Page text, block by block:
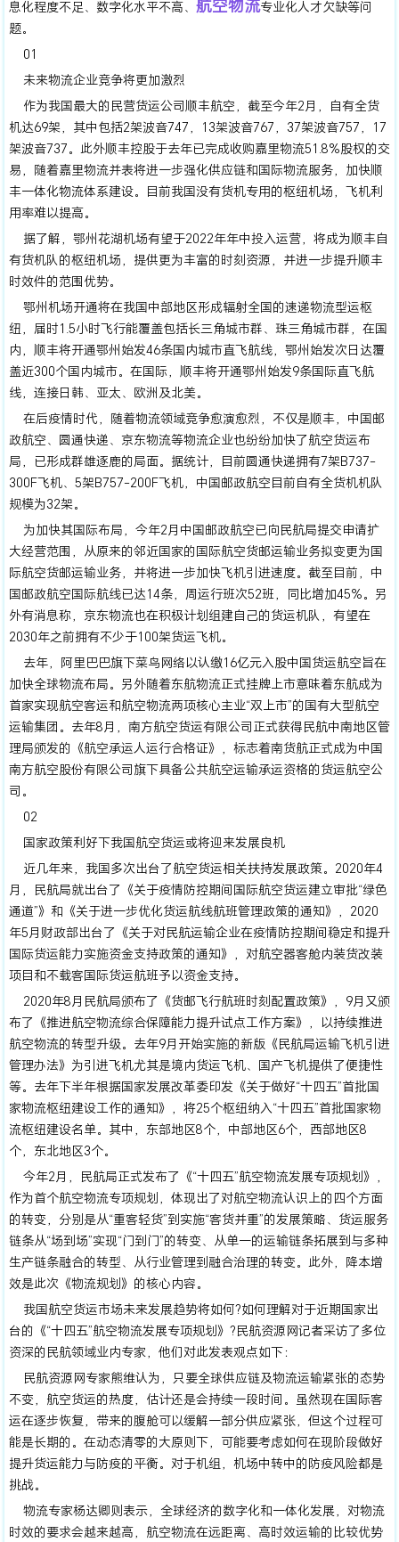
息化程度不足、数字化水平不高、 航空物流专业化人才欠缺等问
题。
01
未来物流企业竞争将更加激烈
作为我国最大的民营货运公司顺丰航空，截至今年2月，自有全货
机达69架，其中包括2架波音747，13架波音767，37架波音757，17
架波音737。此外顺丰控股于去年已完成收购嘉里物流51.8%股权的交
易，随着嘉里物流并表将进一步强化供应链和国际物流服务，加快顺
丰一体化物流体系建设。目前我国没有货机专用的枢纽机场，飞机利
用率难以提高。
据了解，鄂州花湖机场有望于2022年年中投入运营，将成为顺丰自
有货机队的枢纽机场，提供更为丰富的时刻资源，并进一步提升顺丰
时效件的范围优势。
鄂州机场开通将在我国中部地区形成辐射全国的速递物流型运枢
纽，届时1.5小时飞行能覆盖包括长三角城市群、珠三角城市群，在国
内，顺丰将开通鄂州始发46条国内城市直飞航线，鄂州始发次日达覆
盖近300个国内城市。在国际，顺丰将开通鄂州始发9条国际直飞航
线，连接日韩、亚太、欧洲及北美。
在后疫情时代，随着物流领域竞争愈演愈烈，不仅是顺丰，中国邮
政航空、圆通快递、京东物流等物流企业也纷纷加快了航空货运布
局，已形成群雄逐鹿的局面。据统计，目前圆通快递拥有7架B737-
300F飞机、5架B757-200F飞机，中国邮政航空目前自有全货机机队
规模为32架。
为加快其国际布局，今年2月中国邮政航空已向民航局提交申请扩
大经营范围，从原来的邻近国家的国际航空货邮运输业务拟变更为国
际航空货邮运输业务，并将进一步加快飞机引进速度。截至目前，中
国邮政航空国际航线已达14条，周运行班次52班，同比增加45%。另
外有消息称，京东物流也在积极计划组建自己的货运机队，有望在
2030年之前拥有不少于100架货运飞机。
去年，阿里巴巴旗下菜鸟网络以认缴16亿元入股中国货运航空旨在
加快全球物流布局。另外随着东航物流正式挂牌上市意味着东航成为
首家实现航空客运和航空物流两项核心主业“双上市”的国有大型航空
运输集团。去年8月，南方航空货运有限公司正式获得民航中南地区管
理局颁发的《航空承运人运行合格证》，标志着南货航正式成为中国
南方航空股份有限公司旗下具备公共航空运输承运资格的货运航空公
司。
02
国家政策利好下我国航空货运或将迎来发展良机
近几年来，我国多次出台了航空货运相关扶持发展政策。2020年4
月，民航局就出台了《关于疫情防控期间国际航空货运建立审批“绿色
通道”》和《关于进一步优化货运航线航班管理政策的通知》，2020
年5月财政部出台了《关于对民航运输企业在疫情防控期间稳定和提升
国际货运能力实施资金支持政策的通知》，对航空器客舱内装货改装
项目和不载客国际货运航班予以资金支持。
2020年8月民航局颁布了《货邮飞行航班时刻配置政策》，9月又颁
布了《推进航空物流综合保障能力提升试点工作方案》，以持续推进
航空物流的转型升级。去年9月开始实施的新版《民航局运输飞机引进
管理办法》为引进飞机尤其是境内货运飞机、国产飞机提供了便捷性
等。去年下半年根据国家发展改革委印发《关于做好“十四五”首批国
家物流枢纽建设工作的通知》，将25个枢纽纳入“十四五”首批国家物
流枢纽建设名单。其中，东部地区8个，中部地区6个，西部地区8
个，东北地区3个。
今年2月，民航局正式发布了《“十四五”航空物流发展专项规划》，
作为首个航空物流专项规划，体现出了对航空物流认识上的四个方面
的转变，分别是从“重客轻货”到实施“客货并重”的发展策略、货运服务
链条从“场到场”实现“门到门”的转变、从单一的运输链条拓展到与多种
生产链条融合的转型、从行业管理到融合治理的转变。此外，降本增
效是此次《物流规划》的核心内容。
我国航空货运市场未来发展趋势将如何?如何理解对于近期国家出
台的《“十四五”航空物流发展专项规划》?民航资源网记者采访了多位
资深的民航领域业内专家，他们对此发表观点如下：
民航资源网专家熊维认为，只要全球供应链及物流运输紧张的态势
不变，航空货运的热度，估计还是会持续一段时间。虽然现在国际客
运在逐步恢复，带来的腹舱可以缓解一部分供应紧张，但这个过程可
能是长期的。在动态清零的大原则下，可能要考虑如何在现阶段做好
提升货运能力与防疫的平衡。对于机组，机场中转中的防疫风险都是
挑战。
物流专家杨达卿则表示，全球经济的数字化和一体化发展，对物流
时效的要求会越来越高，航空物流在远距离、高时效运输的比较优势